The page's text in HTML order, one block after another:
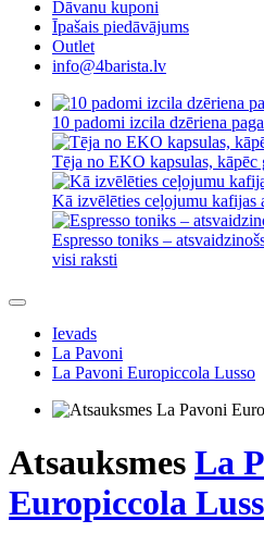
Dāvanu kuponi
Īpašais piedāvājums
Outlet
info@4barista.lv
10 padomi izcila dzēriena
Tēja no EKO kapsulas, kāpēc
Kā izvēlēties ceļojumu kafijas
Espresso toniks –
visi raksti
Ievads
La Pavoni
La Pavoni Europiccola Lusso
Atsauksmes La
Europiccola